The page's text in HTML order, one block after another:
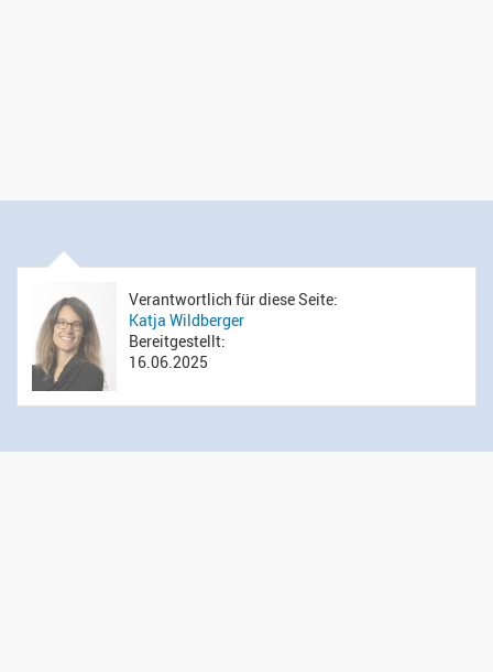
Verantwortlich für diese Seite:
Katja Wildberger
Bereitgestellt:
16.06.2025